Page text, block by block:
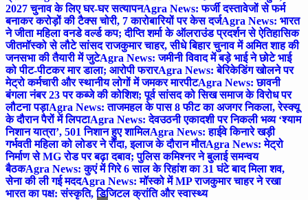
2027 चुनाव के लिए घर-घर सत्यापनAgra News: फर्जी दस्तावेजों से फर्म
बनाकर करोड़ों की टैक्स चोरी, 7 कारोबारियों पर केस दर्जAgra News: भारत
ने जीता महिला वनडे वर्ल्ड कप; दीप्ति शर्मा के ऑलराउंड प्रदर्शन से ऐतिहासिक
जीतमॉस्को से लौटे सांसद राजकुमार चाहर, सीधे बिहार चुनाव में अमित शाह की
जनसभा की तैयारी में जुटेAgra News: जमीनी विवाद में बड़े भाई ने छोटे भाई
को पीट-पीटकर मार डाला; आरोपी फरारAgra News: बेरिकेडिंग खोलने पर
मेट्रो कर्मचारी और स्थानीय लोगों में जमकर मारपीटAgra News: छावनी
बंगला नंबर 23 पर कब्जे की कोशिश; पूर्व सांसद को सिख समाज के विरोध पर
लौटना पड़ाAgra News: ताजमहल के पास 8 फीट का अजगर निकला, रेस्क्यू
के दौरान पैरों में लिपटाAgra News: देवउठनी एकादशी पर निकली भव्य ‘श्याम
निशान यात्रा’, 501 निशान हुए शामिलAgra News: हाईवे किनारे खड़ी
गर्भवती महिला को लोडर ने रौंदा, इलाज के दौरान मौतAgra News: मेट्रो
निर्माण से MG रोड पर बढ़ा दबाव; पुलिस कमिश्नर ने बुलाई समन्वय
बैठकAgra News: कुएं में गिरे 6 साल के रिहांश का 31 घंटे बाद मिला शव,
सेना की ली गई मददAgra News: मॉस्को में MP राजकुमार चाहर ने रखा
भारत का पक्ष: संस्कृति, डिजिटल क्रांति और स्वास्थ्य